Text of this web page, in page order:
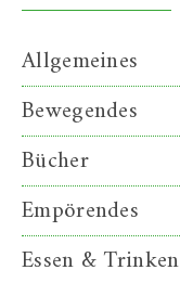
Allgemeines
Bewegendes
Bücher
Empörendes
Essen & Trinken